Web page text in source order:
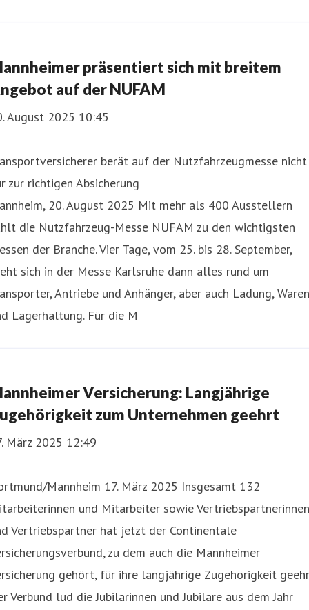
präsentiert sich mit breitem
auf der NUFAM
August 2025 10:45
berät auf der Nutzfahrzeugmesse nicht
zur richtigen Absicherung
20. August 2025 Mit mehr als 400 Ausstellern
die Nutzfahrzeug-Messe NUFAM zu den wichtigsten
der Branche. Vier Tage, vom 25. bis 28. September,
sich in der Messe Karlsruhe dann alles rund um
Antriebe und Anhänger, aber auch Ladung,
Lagerhaltung. Für die M
Versicherung: Langjährige
zum Unternehmen geehrt
März 2025 12:49
Mannheim 17. März 2025 Insgesamt 132
und Mitarbeiter sowie Vertriebspartnerinnen
Vertriebspartner hat jetzt der Continentale
zu dem auch die Mannheimer
gehört, für ihre langjährige Zugehörigkeit
Verbund lud die Jubilarinnen und Jubilare aus dem Jahr